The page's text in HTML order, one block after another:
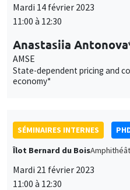
Mardi 14 février 2023
11:00 à 12:30
Anastasiia
AMSE
State-dependent pricing and
economy*
SÉMINAIRES INTERNES
Îlot Bernard du Bois
Mardi 21 février 2023
11:00 à 12:30